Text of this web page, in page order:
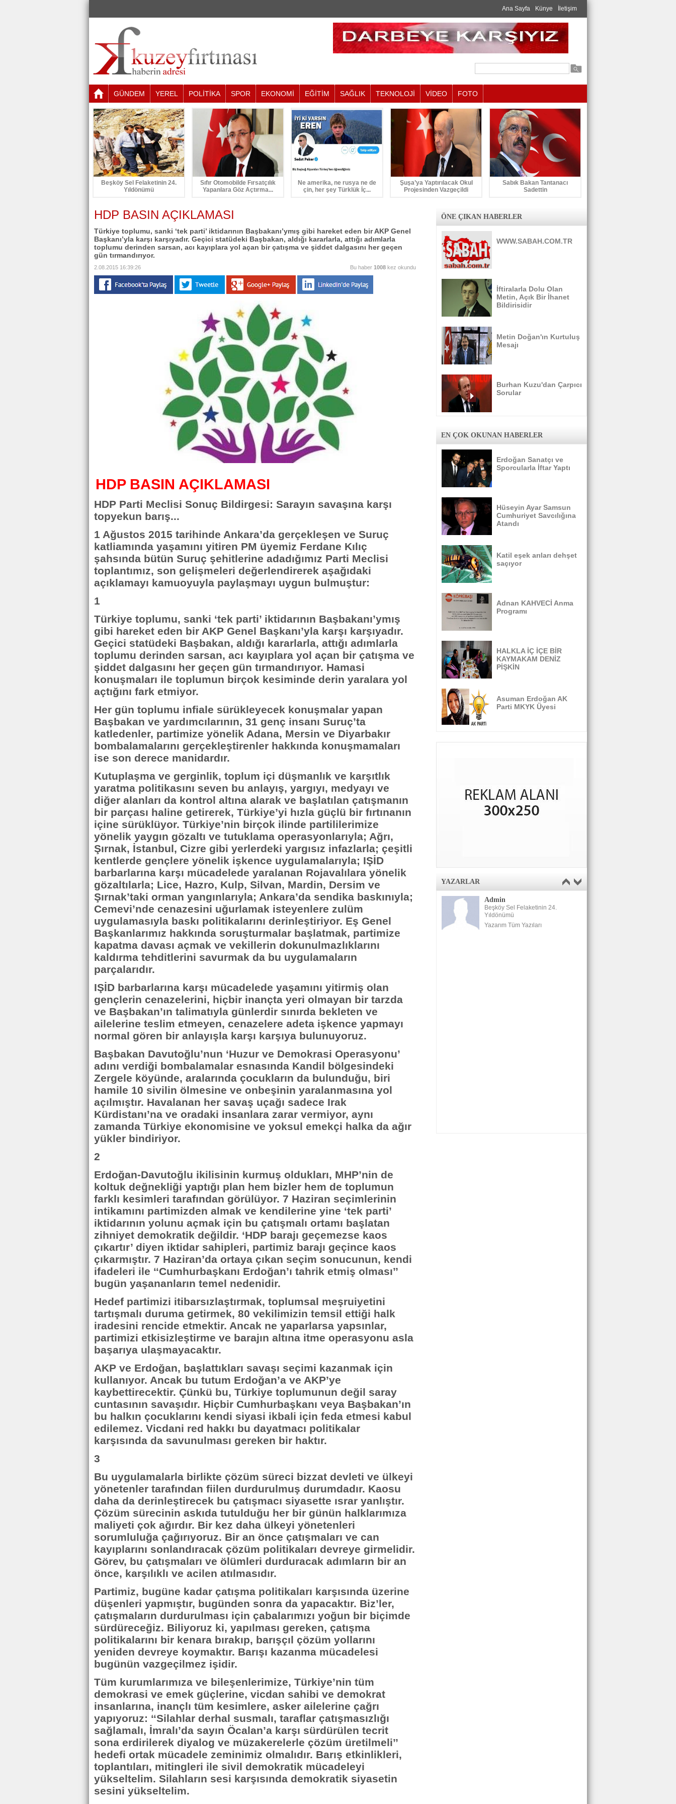
Ana Sayfa Künye İletişim
GÜNDEM YEREL POLİTİKA SPOR EKONOMİ EĞİTİM SAĞLIK TEKNOLOJİ VİDEO FOTO
Beşköy Sel Felaketinin 24.
Yıldönümü
Sıfır Otomobilde Fırsatçılık
Yapanlara Göz Açtırma...
Ne amerika, ne rusya ne de
çin, her şey Türklük İç...
Şuşa’ya Yaptırılacak Okul
Projesinden Vazgeçildi
Sabık Bakan Tantanacı
Sadettin
HDP BASIN AÇIKLAMASI
Türkiye toplumu, sanki ‘tek parti’ iktidarının Başbakanı’ymış gibi hareket eden bir AKP Genel
Başkanı’yla karşı karşıyadır. Geçici statüdeki Başbakan, aldığı kararlarla, attığı adımlarla
toplumu derinden sarsan, acı kayıplara yol açan bir çatışma ve şiddet dalgasını her geçen
gün tırmandırıyor.
2.08.2015 16:39:26 Bu haber 1008 kez okundu
HDP BASIN AÇIKLAMASI
HDP Parti Meclisi Sonuç Bildirgesi: Sarayın savaşına karşı
topyekun barış...
1 Ağustos 2015 tarihinde Ankara’da gerçekleşen ve Suruç
katliamında yaşamını yitiren PM üyemiz Ferdane Kılıç
şahsında bütün Suruç şehitlerine adadığımız Parti Meclisi
toplantımız, son gelişmeleri değerlendirerek aşağıdaki
açıklamayı kamuoyuyla paylaşmayı uygun bulmuştur:
1
Türkiye toplumu, sanki ‘tek parti’ iktidarının Başbakanı’ymış
gibi hareket eden bir AKP Genel Başkanı’yla karşı karşıyadır.
Geçici statüdeki Başbakan, aldığı kararlarla, attığı adımlarla
toplumu derinden sarsan, acı kayıplara yol açan bir çatışma ve
şiddet dalgasını her geçen gün tırmandırıyor. Hamasi
konuşmaları ile toplumun birçok kesiminde derin yaralara yol
açtığını fark etmiyor.
Her gün toplumu infiale sürükleyecek konuşmalar yapan
Başbakan ve yardımcılarının, 31 genç insanı Suruç’ta
katledenler, partimize yönelik Adana, Mersin ve Diyarbakır
bombalamalarını gerçekleştirenler hakkında konuşmamaları
ise son derece manidardır.
Kutuplaşma ve gerginlik, toplum içi düşmanlık ve karşıtlık
yaratma politikasını seven bu anlayış, yargıyı, medyayı ve
diğer alanları da kontrol altına alarak ve başlatılan çatışmanın
bir parçası haline getirerek, Türkiye’yi hızla güçlü bir fırtınanın
içine sürüklüyor. Türkiye’nin birçok ilinde partililerimize
yönelik yaygın gözaltı ve tutuklama operasyonlarıyla; Ağrı,
Şırnak, İstanbul, Cizre gibi yerlerdeki yargısız infazlarla; çeşitli
kentlerde gençlere yönelik işkence uygulamalarıyla; IŞİD
barbarlarına karşı mücadelede yaralanan Rojavalılara yönelik
gözaltılarla; Lice, Hazro, Kulp, Silvan, Mardin, Dersim ve
Şırnak’taki orman yangınlarıyla; Ankara’da sendika baskınıyla;
Cemevi’nde cenazesini uğurlamak isteyenlere zulüm
uygulamasıyla baskı politikalarını derinleştiriyor. Eş Genel
Başkanlarımız hakkında soruşturmalar başlatmak, partimize
kapatma davası açmak ve vekillerin dokunulmazlıklarını
kaldırma tehditlerini savurmak da bu uygulamaların
parçalarıdır.
IŞİD barbarlarına karşı mücadelede yaşamını yitirmiş olan
gençlerin cenazelerini, hiçbir inançta yeri olmayan bir tarzda
ve Başbakan’ın talimatıyla günlerdir sınırda bekleten ve
ailelerine teslim etmeyen, cenazelere adeta işkence yapmayı
normal gören bir anlayışla karşı karşıya bulunuyoruz.
Başbakan Davutoğlu’nun ‘Huzur ve Demokrasi Operasyonu’
adını verdiği bombalamalar esnasında Kandil bölgesindeki
Zergele köyünde, aralarında çocukların da bulunduğu, biri
hamile 10 sivilin ölmesine ve onbeşinin yaralanmasına yol
açılmıştır. Havalanan her savaş uçağı sadece Irak
Kürdistanı’na ve oradaki insanlara zarar vermiyor, aynı
zamanda Türkiye ekonomisine ve yoksul emekçi halka da ağır
yükler bindiriyor.
2
Erdoğan-Davutoğlu ikilisinin kurmuş oldukları, MHP’nin de
koltuk değnekliği yaptığı plan hem bizler hem de toplumun
farklı kesimleri tarafından görülüyor. 7 Haziran seçimlerinin
intikamını partimizden almak ve kendilerine yine ‘tek parti’
iktidarının yolunu açmak için bu çatışmalı ortamı başlatan
zihniyet demokratik değildir. ‘HDP barajı geçemezse kaos
çıkartır’ diyen iktidar sahipleri, partimiz barajı geçince kaos
çıkarmıştır. 7 Haziran’da ortaya çıkan seçim sonucunun, kendi
ifadeleri ile ‘‘Cumhurbaşkanı Erdoğan’ı tahrik etmiş olması’’
bugün yaşananların temel nedenidir.
Hedef partimizi itibarsızlaştırmak, toplumsal meşruiyetini
tartışmalı duruma getirmek, 80 vekilimizin temsil ettiği halk
iradesini rencide etmektir. Ancak ne yaparlarsa yapsınlar,
partimizi etkisizleştirme ve barajın altına itme operasyonu asla
başarıya ulaşmayacaktır.
AKP ve Erdoğan, başlattıkları savaşı seçimi kazanmak için
kullanıyor. Ancak bu tutum Erdoğan’a ve AKP’ye
kaybettirecektir. Çünkü bu, Türkiye toplumunun değil saray
cuntasının savaşıdır. Hiçbir Cumhurbaşkanı veya Başbakan’ın
bu halkın çocuklarını kendi siyasi ikbali için feda etmesi kabul
edilemez. Vicdani red hakkı bu dayatmacı politikalar
karşısında da savunulması gereken bir haktır.
3
Bu uygulamalarla birlikte çözüm süreci bizzat devleti ve ülkeyi
yönetenler tarafından fiilen durdurulmuş durumdadır. Kaosu
daha da derinleştirecek bu çatışmacı siyasette ısrar yanlıştır.
Çözüm sürecinin askıda tutulduğu her bir günün halklarımıza
maliyeti çok ağırdır. Bir kez daha ülkeyi yönetenleri
sorumluluğa çağırıyoruz. Bir an önce çatışmaları ve can
kayıplarını sonlandıracak çözüm politikaları devreye girmelidir.
Görev, bu çatışmaları ve ölümleri durduracak adımların bir an
önce, karşılıklı ve acilen atılmasıdır.
Partimiz, bugüne kadar çatışma politikaları karşısında üzerine
düşenleri yapmıştır, bugünden sonra da yapacaktır. Biz’ler,
çatışmaların durdurulması için çabalarımızı yoğun bir biçimde
sürdüreceğiz. Biliyoruz ki, yapılması gereken, çatışma
politikalarını bir kenara bırakıp, barışçıl çözüm yollarını
yeniden devreye koymaktır. Barışı kazanma mücadelesi
bugünün vazgeçilmez işidir.
Tüm kurumlarımıza ve bileşenlerimize, Türkiye’nin tüm
demokrasi ve emek güçlerine, vicdan sahibi ve demokrat
insanlarına, inançlı tüm kesimlere, asker ailelerine çağrı
yapıyoruz: ‘‘Silahlar derhal susmalı, taraflar çatışmasızlığı
sağlamalı, İmralı’da sayın Öcalan’a karşı sürdürülen tecrit
sona erdirilerek diyalog ve müzakerelerle çözüm üretilmeli’’
hedefi ortak mücadele zeminimiz olmalıdır. Barış etkinlikleri,
toplantıları, mitingleri ile sivil demokratik mücadeleyi
yükseltelim. Silahların sesi karşısında demokratik siyasetin
sesini yükseltelim.
ÖNE ÇIKAN HABERLER
WWW.SABAH.COM.TR
İftiralarla Dolu Olan
Metin, Açık Bir İhanet
Bildirisidir
Metin Doğan'ın Kurtuluş
Mesajı
Burhan Kuzu'dan Çarpıcı
Sorular
EN ÇOK OKUNAN HABERLER
Erdoğan Sanatçı ve
Sporcularla İftar Yaptı
Hüseyin Ayar Samsun
Cumhuriyet Savcılığına
Atandı
Katil eşek arıları dehşet
saçıyor
Adnan KAHVECİ Anma
Programı
HALKLA İÇ İÇE BİR
KAYMAKAM DENİZ
PİŞKİN
Asuman Erdoğan AK
Parti MKYK Üyesi
YAZARLAR
Admin
Beşköy Sel Felaketinin 24.
Yıldönümü
Yazarım Tüm Yazıları